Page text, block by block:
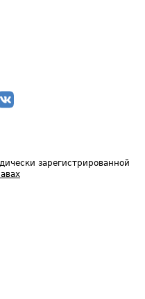
зарегистрированной